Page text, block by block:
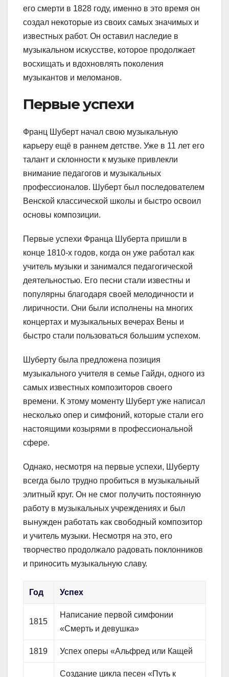
его смерти в 1828 году, именно в это время он
создал некоторые из своих самых значимых и
известных работ. Он оставил наследие в
музыкальном искусстве, которое продолжает
восхищать и вдохновлять поколения
музыкантов и меломанов.
Первые успехи
Франц Шуберт начал свою музыкальную
карьеру ещё в раннем детстве. Уже в 11 лет его
талант и склонности к музыке привлекли
внимание педагогов и музыкальных
профессионалов. Шуберт был последователем
Венской классической школы и быстро освоил
основы композиции.
Первые успехи Франца Шуберта пришли в
конце 1810-х годов, когда он уже работал как
учитель музыки и занимался педагогической
деятельностью. Его песни стали известны и
популярны благодаря своей мелодичности и
лиричности. Они были исполнены на многих
концертах и музыкальных вечерах Вены и
быстро стали пользоваться большим успехом.
Шуберту была предложена позиция
музыкального учителя в семье Гайдн, одного из
самых известных композиторов своего
времени. К этому моменту Шуберт уже написал
несколько опер и симфоний, которые стали его
настоящими козырями в профессиональной
сфере.
Однако, несмотря на первые успехи, Шуберту
всегда было трудно пробиться в музыкальный
элитный круг. Он не смог получить постоянную
работу в музыкальных учреждениях и был
вынужден работать как свободный композитор
и учитель музыки. Несмотря на это, его
творчество продолжало радовать поклонников
и приносить музыкальную славу.
Год Успех
1815
Написание первой симфонии
«Смерть и девушка»
1819 Успех оперы «Альфред или Кащей
Создание цикла песен «Путь к